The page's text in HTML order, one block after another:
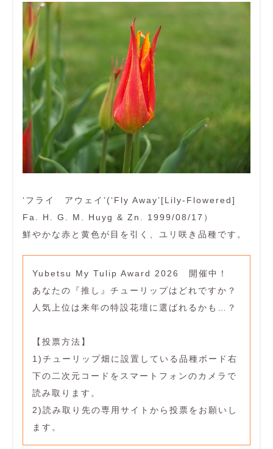
‘フライ アウェイ’(‘Fly Away’[Lily-Flowered]
Fa. H. G. M. Huyg & Zn. 1999/08/17）
鮮やかな赤と黄色が目を引く、ユリ咲き品種です。
Yubetsu My Tulip Award 2026 開催中！
あなたの『推し』チューリップはどれですか？
人気上位は来年の特設花壇に選ばれるかも…？
【投票方法】
1)チューリップ畑に設置している品種ボード右
下の二次元コードをスマートフォンのカメラで
読み取ります。
2)読み取り先の専用サイトから投票をお願いし
ます。